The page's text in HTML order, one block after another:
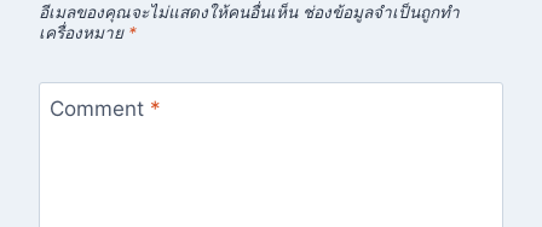
อีเมลของคุณจะไม่แสดงให้คนอื่นเห็น ช่องข้อมูลจำเป็นถูกทำ
เครื่องหมาย *
Comment *